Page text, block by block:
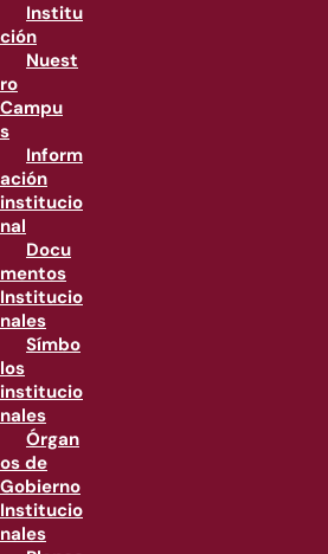
Institu
ción
Nuest
ro
Campu
s
Inform
ación
institucio
nal
Docu
mentos
Institucio
nales
Símbo
los
institucio
nales
Órgan
os de
Gobierno
Institucio
nales